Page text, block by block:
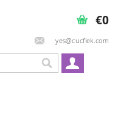
yes@cucflek.com
€0